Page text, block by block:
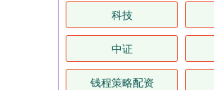
科技
中证
钱程策略配资